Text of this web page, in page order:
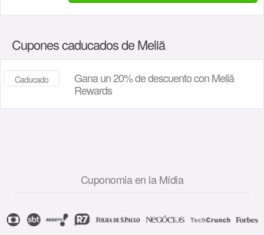
Cupones caducados de Meliã
Gana un 20% de descuento con Meliã
Rewards
Caducado
Cuponomia en la Mídia